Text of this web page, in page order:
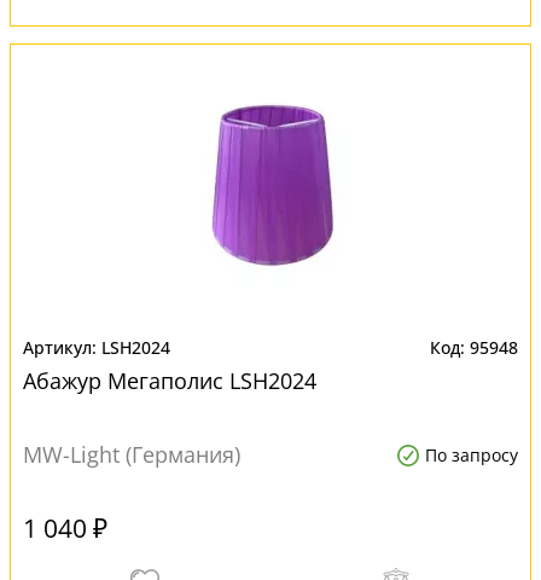
LSH2024 95948
Абажур Мегаполис LSH2024
MW-Light (Германия) По запросу
1 040 ₽